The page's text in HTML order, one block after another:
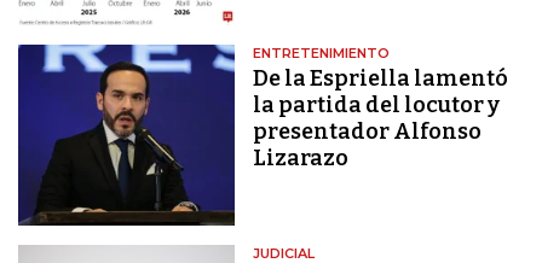
ENTRETENIMIENTO
De la Espriella lamentó
la partida del locutor y
presentador Alfonso
Lizarazo
JUDICIAL